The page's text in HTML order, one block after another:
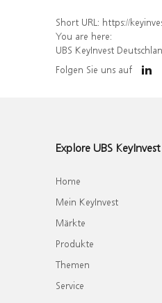
Short URL: https://keyinvest-
You are here:
UBS KeyInvest
Folgen Sie uns auf
Explore UBS KeyInvest
Home
Mein KeyInvest
Märkte
Produkte
Themen
Service